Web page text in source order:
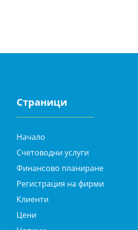
Страници
Начало
Счетоводни услуги
Финансово планиране
Регистрация на фирми
Клиенти
Цени